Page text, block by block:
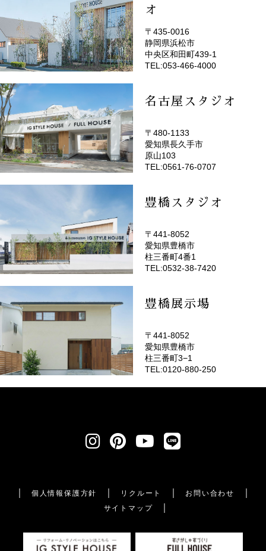
オ
(EMOTOP浜松)
〒435-0016
静岡県浜松市
中央区和田町439-1
TEL:053-466-4000
名古屋スタジオ
(EMOTOP名古屋)
〒480-1133
愛知県長久手市
原山103
TEL:0561-76-0707
豊橋スタジオ
(EMOTOP豊橋)
〒441-8052
愛知県豊橋市
柱三番町4番1
TEL:0532-38-7420
豊橋展示場
〒441-8052
愛知県豊橋市
柱三番町3−1
TEL:0120-880-250
個人情報保護方針 リクルート
お問い合わせ
サイトマップ